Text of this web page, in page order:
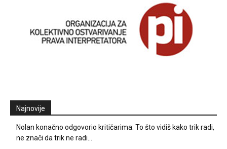
Najnovije
Nolan konačno odgovorio kritičarima: To što vidiš kako trik radi,
ne znači da trik ne radi…